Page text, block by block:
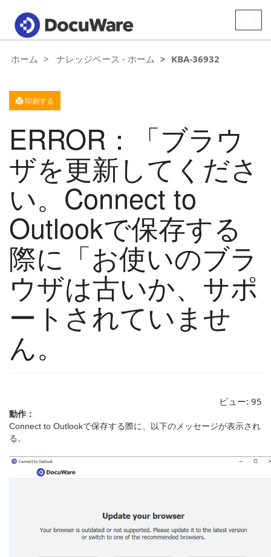
ホーム ナレッジベース - ホーム KBA-36932
印刷する
ERROR：「ブラウ
ザを更新してくださ
い。Connect to
Outlookで保存する
際に「お使いのブラ
ウザは古いか、サポ
ートされていませ
ん。
ビュー: 95
動作：
Connect to Outlookで保存する際に、以下のメッセージが表示され
る。